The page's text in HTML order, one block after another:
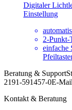
Digitaler
Einstellung
2-Punkt-
einfache
Beratung & Support
2191-591457-0E-
Kontakt & Beratung